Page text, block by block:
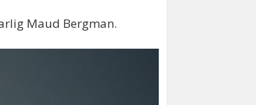
Maud Bergman.